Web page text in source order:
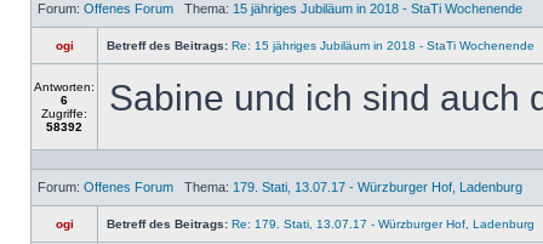
Forum: Offenes Forum Thema: 15 jähriges Jubiläum in 2018 - StaTi Wochenende
ogi Betreff des Beitrags: Re: 15 jähriges Jubiläum in 2018 - StaTi Wochenende
Antworten:
6
Zugriffe:
58392
Sabine und ich sind auch
Forum: Offenes Forum Thema: 179. Stati, 13.07.17 - Würzburger Hof, Ladenburg
ogi Betreff des Beitrags: Re: 179. Stati, 13.07.17 - Würzburger Hof, Ladenburg